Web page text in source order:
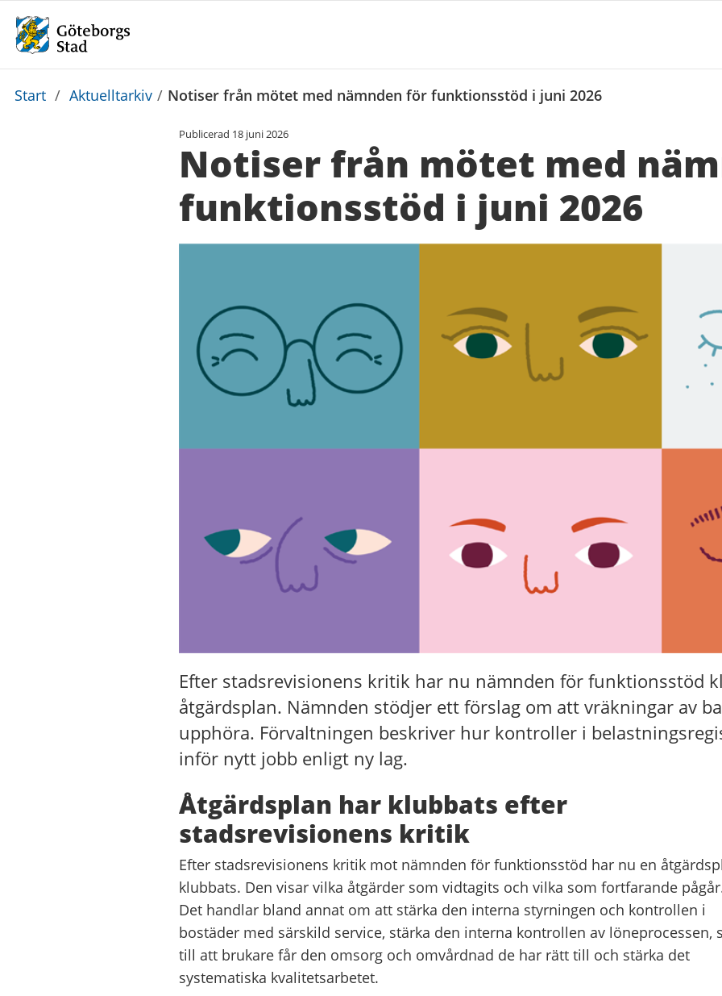
Du
Start / Aktuelltarkiv / Notiser från mötet med nämnden för funktionsstöd i juni 2026
Publicerad 18 juni 2026
Notiser från mötet med
funktionsstöd i juni 2026
Efter stadsrevisionens kritik har nu nämnden för funktionsstöd
åtgärdsplan. Nämnden stödjer ett förslag om att vräkningar av
upphöra. Förvaltningen beskriver hur kontroller i
inför nytt jobb enligt ny lag.
Åtgärdsplan har klubbats efter
stadsrevisionens kritik
Efter stadsrevisionens kritik mot nämnden för funktionsstöd har nu en
klubbats. Den visar vilka åtgärder som vidtagits och vilka som fortfarande
Det handlar bland annat om att stärka den interna styrningen och kontrollen i
bostäder med särskild service, stärka den interna kontrollen av löneprocessen,
till att brukare får den omsorg och omvårdnad de har rätt till och stärka det
systematiska kvalitetsarbetet.